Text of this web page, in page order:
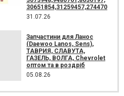
30651854,31259457,274470
31.07.26
Запчастини для Ланос
(Daewoo Lanos, Sens),
ТАВРИЯ, СЛАВУТА,
ГАЗЕЛЬ, ВОЛГА, Chevrolet
оптом та в роздріб
05.08.26